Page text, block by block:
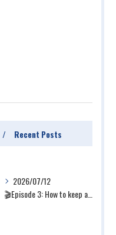
Recent Posts
2026/07/12
🎬Episode 3: How to keep a lega...